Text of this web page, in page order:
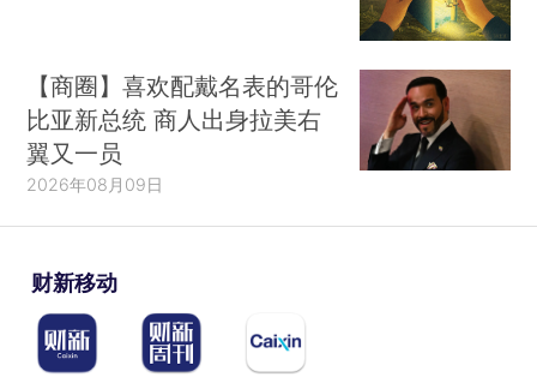
【商圈】喜欢配戴名表的哥伦
比亚新总统 商人出身拉美右
翼又一员
2026年08月09日
财新移动